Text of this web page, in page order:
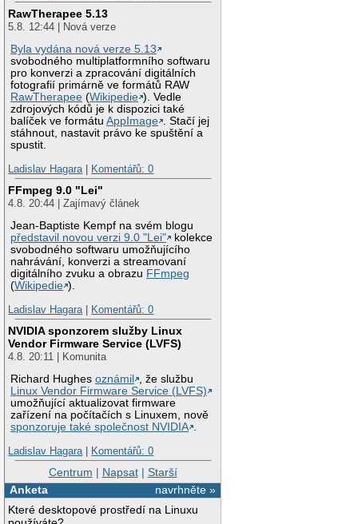
RawTherapee 5.13
5.8. 12:44 | Nová verze
Byla vydána nová verze 5.13
svobodného multiplatformního softwaru
pro konverzi a zpracování digitálních
fotografií primárně ve formátů RAW
RawTherapee (Wikipedie ). Vedle
zdrojových kódů je k dispozici také
balíček ve formátuAppImage . Stačí jej
stáhnout, nastavit právo ke spuštění a
spustit.
Ladislav Hagara| Komentářů: 0
FFmpeg 9.0 "Lei"
4.8. 20:44 | Zajímavý článek
Jean-Baptiste Kempf na svém blogu
představil novou verzi 9.0 "Lei"
kolekce
svobodného softwaru umožňujícího
nahrávání, konverzi a streamovaní
digitálního zvuku a obrazu FFmpeg
(Wikipedie ).
Ladislav Hagara| Komentářů: 0
NVIDIA sponzorem služby Linux
Vendor Firmware Service (LVFS)
4.8. 20:11 | Komunita
Richard Hughesoznámil
, že službu
Linux Vendor Firmware Service (LVFS)
umožňující aktualizovat firmware
zařízení na počítačích s Linuxem, nově
sponzoruje také společnost NVIDIA .
Ladislav Hagara| Komentářů: 0
Centrum | Napsat| Starší
navrhněte »
Anketa
Které desktopové prostředí na Linuxu